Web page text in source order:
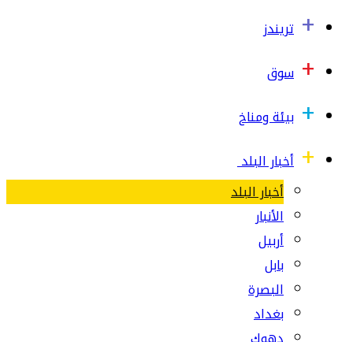
تريندز
سوق
بيئة ومناخ
أخبار البلد
أخبار البلد
الأنبار
أربيل
بابل
البصرة
بغداد